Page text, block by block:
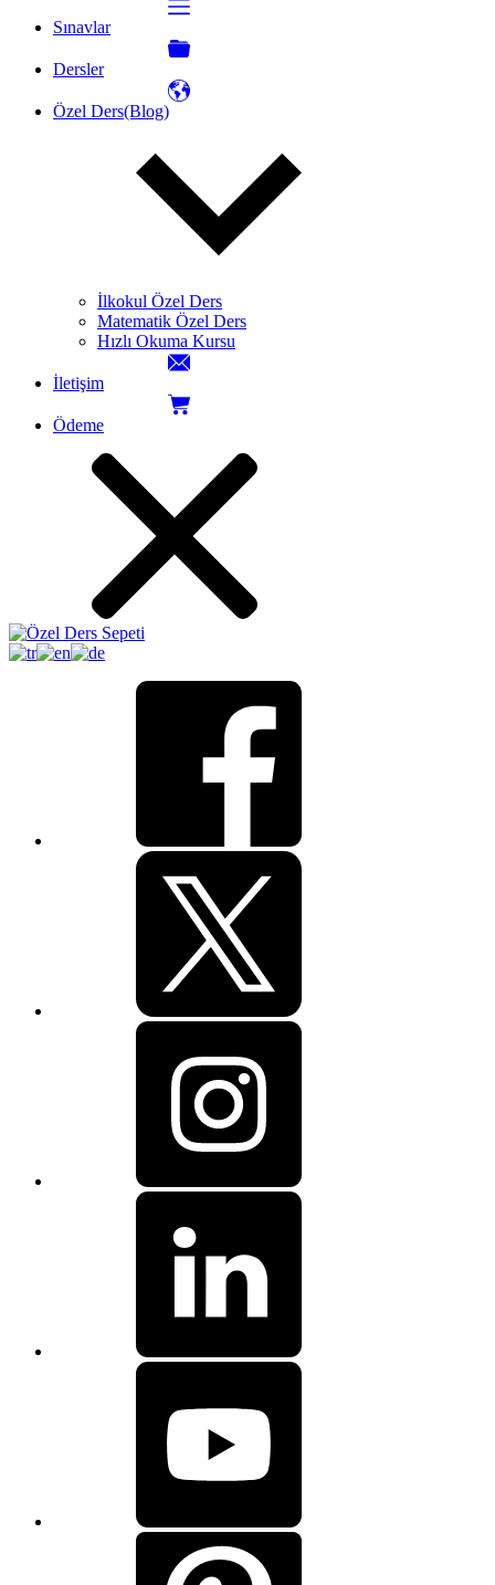
Sınavlar
Dersler
Özel Ders(Blog)
İlkokul Özel Ders
Matematik Özel Ders
Hızlı Okuma Kursu
İletişim
Ödeme